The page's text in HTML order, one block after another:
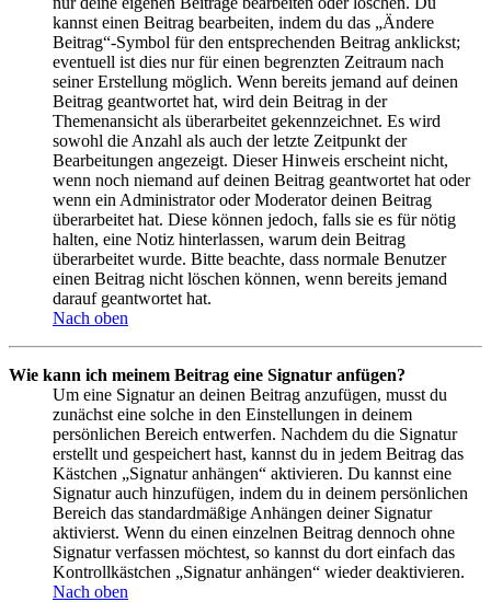
kannst einen Beitrag bearbeiten, indem du das „Ändere
Beitrag“-Symbol für den entsprechenden Beitrag anklickst;
eventuell ist dies nur für einen begrenzten Zeitraum nach
seiner Erstellung möglich. Wenn bereits jemand auf deinen
Beitrag geantwortet hat, wird dein Beitrag in der
Themenansicht als überarbeitet gekennzeichnet. Es wird
sowohl die Anzahl als auch der letzte Zeitpunkt der
Bearbeitungen angezeigt. Dieser Hinweis erscheint nicht,
wenn noch niemand auf deinen Beitrag geantwortet hat oder
wenn ein Administrator oder Moderator deinen Beitrag
überarbeitet hat. Diese können jedoch, falls sie es für nötig
halten, eine Notiz hinterlassen, warum dein Beitrag
überarbeitet wurde. Bitte beachte, dass normale Benutzer
einen Beitrag nicht löschen können, wenn bereits jemand
darauf geantwortet hat.
Nach oben
Wie kann ich meinem Beitrag eine Signatur anfügen?
Um eine Signatur an deinen Beitrag anzufügen, musst du
zunächst eine solche in den Einstellungen in deinem
persönlichen Bereich entwerfen. Nachdem du die Signatur
erstellt und gespeichert hast, kannst du in jedem Beitrag das
Kästchen „Signatur anhängen“ aktivieren. Du kannst eine
Signatur auch hinzufügen, indem du in deinem persönlichen
Bereich das standardmäßige Anhängen deiner Signatur
aktivierst. Wenn du einen einzelnen Beitrag dennoch ohne
Signatur verfassen möchtest, so kannst du dort einfach das
Kontrollkästchen „Signatur anhängen“ wieder deaktivieren.
Nach oben